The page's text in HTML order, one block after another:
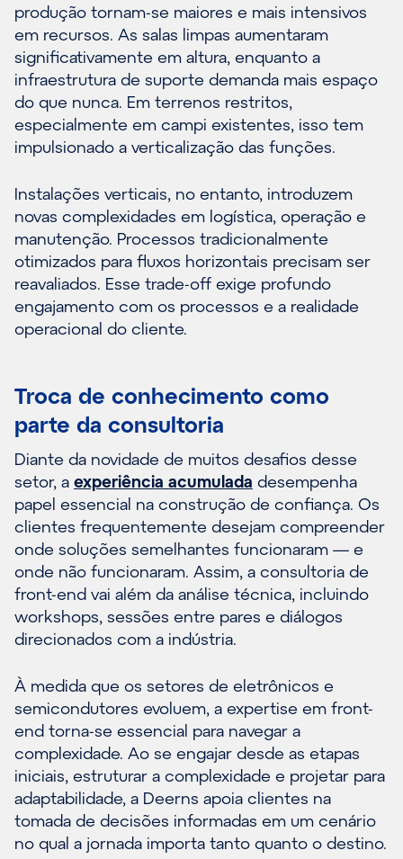
produção tornam-se maiores e mais intensivos
em recursos. As salas limpas aumentaram
significativamente em altura, enquanto a
infraestrutura de suporte demanda mais espaço
do que nunca. Em terrenos restritos,
especialmente em campi existentes, isso tem
impulsionado a verticalização das funções.
Instalações verticais, no entanto, introduzem
novas complexidades em logística, operação e
manutenção. Processos tradicionalmente
otimizados para fluxos horizontais precisam ser
reavaliados. Esse trade-off exige profundo
engajamento com os processos e a realidade
operacional do cliente.
Troca de conhecimento como
parte da consultoria
Diante da novidade de muitos desafios desse
setor, a experiência acumulada desempenha
papel essencial na construção de confiança. Os
clientes frequentemente desejam compreender
onde soluções semelhantes funcionaram — e
onde não funcionaram. Assim, a consultoria de
front-end vai além da análise técnica, incluindo
workshops, sessões entre pares e diálogos
direcionados com a indústria.
À medida que os setores de eletrônicos e
semicondutores evoluem, a expertise em front-
end torna-se essencial para navegar a
complexidade. Ao se engajar desde as etapas
iniciais, estruturar a complexidade e projetar para
adaptabilidade, a Deerns apoia clientes na
tomada de decisões informadas em um cenário
no qual a jornada importa tanto quanto o destino.